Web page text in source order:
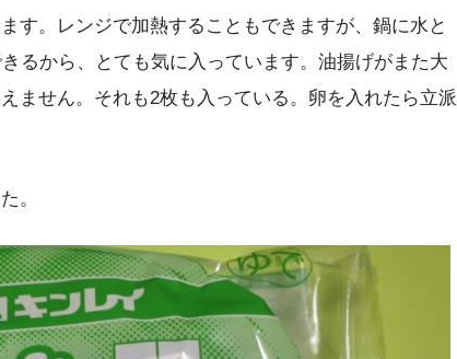
す。レンジで加熱することもできますが、鍋に水と
るから、とても気に入っています。油揚げがまた大
ません。それも2枚も入っている。卵を入れたら立派
。